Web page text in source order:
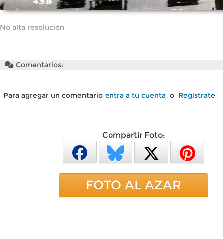
No alta resolución
Comentarios:
Para agregar un comentario entra a tu cuenta o Regístrate
Compartir Foto:
FOTO AL AZAR